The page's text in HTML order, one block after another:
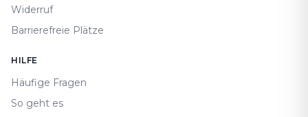
Widerruf
Barrierefreie Plätze
HILFE
Häufige Fragen
So geht es